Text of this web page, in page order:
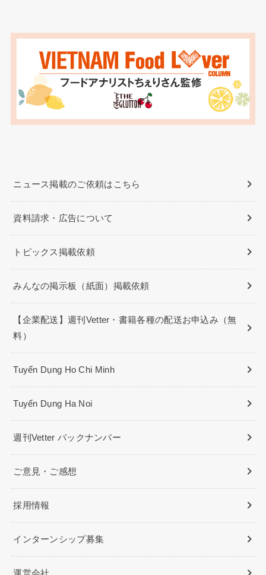
ニュース掲載のご依頼はこちら
資料請求・広告について
トピックス掲載依頼
みんなの掲示板（紙面）掲載依頼
【企業配送】週刊Vetter・書籍各種の配送お申込み（無
料）
Tuyển Dụng Ho Chi Minh
Tuyển Dụng Ha Noi
週刊Vetter バックナンバー
ご意見・ご感想
採用情報
インターンシップ募集